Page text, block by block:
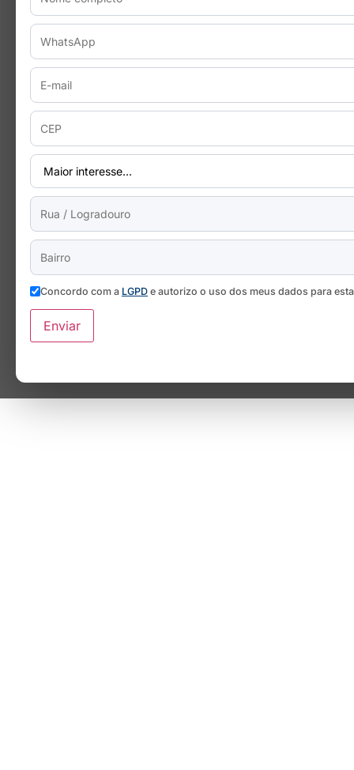
Concordo com a LGPD e autorizo o uso dos meus dados para
Enviar